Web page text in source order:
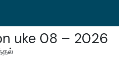
uke 08 – 2026